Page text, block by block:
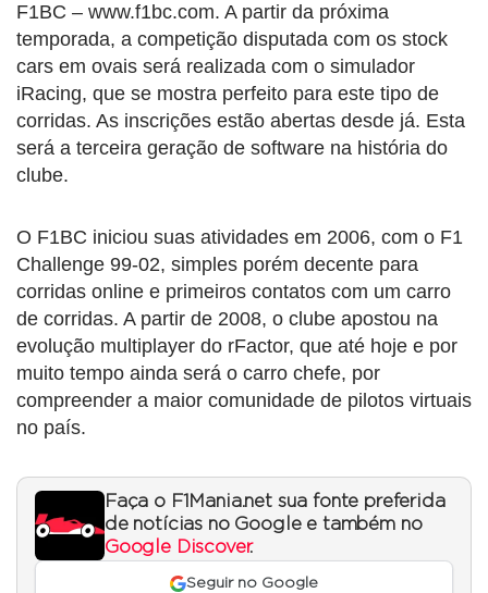
F1BC – www.f1bc.com. A partir da próxima
temporada, a competição disputada com os stock
cars em ovais será realizada com o simulador
iRacing, que se mostra perfeito para este tipo de
corridas. As inscrições estão abertas desde já. Esta
será a terceira geração de software na história do
clube.
O F1BC iniciou suas atividades em 2006, com o F1
Challenge 99-02, simples porém decente para
corridas online e primeiros contatos com um carro
de corridas. A partir de 2008, o clube apostou na
evolução multiplayer do rFactor, que até hoje e por
muito tempo ainda será o carro chefe, por
compreender a maior comunidade de pilotos virtuais
no país.
Faça o F1Mania.net sua fonte preferida
de notícias no Google e também no
Google Discover.
Seguir no Google